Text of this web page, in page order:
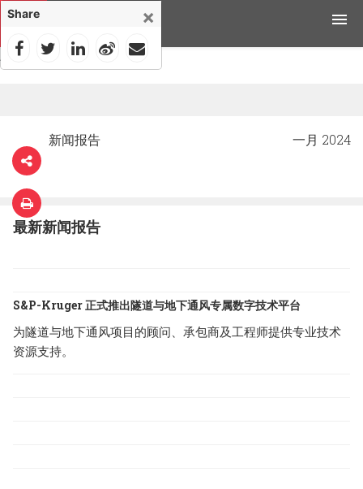
产品
工具与资源
新闻媒体
为什么选择科禄格
联系我们
首页
新闻报告 一月 2024
最新新闻报告
S&P-Kruger 正式推出隧道与地下通风专属数字技术平台
为隧道与地下通风项目的顾问、承包商及工程师提供专业技术
资源支持。
×
Share